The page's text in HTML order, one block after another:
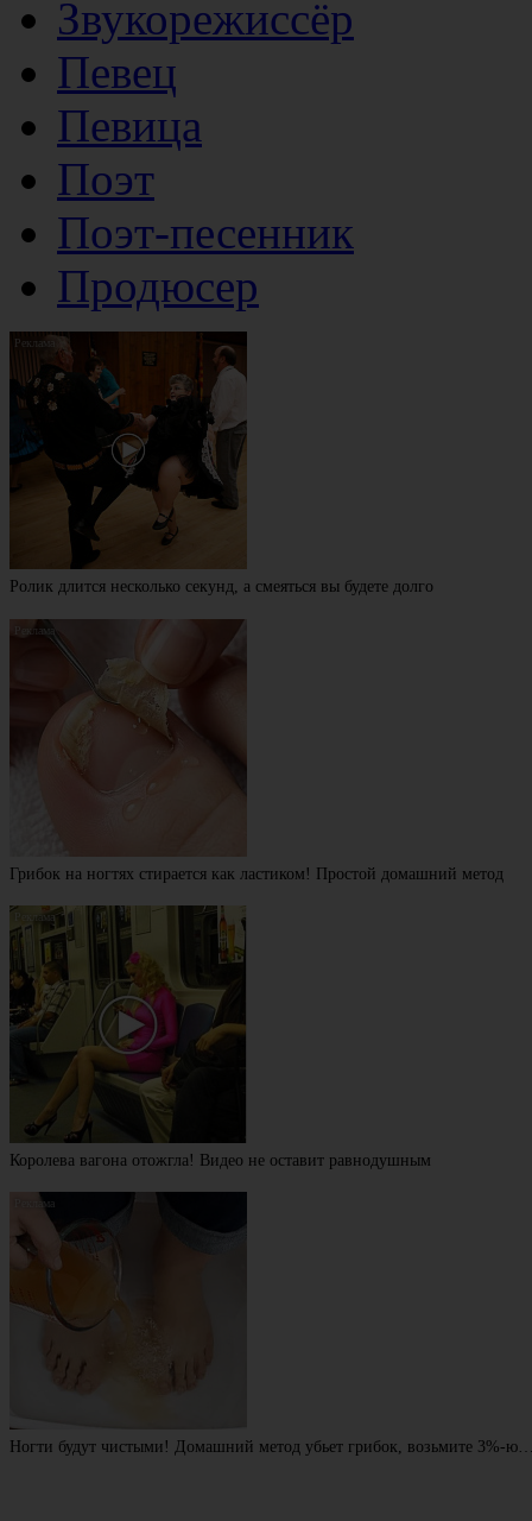
Звукорежиссёр
Певец
Певица
Поэт
Поэт-песенник
Продюсер
Ролик длится несколько секунд, а смеяться вы будете долго
Грибок на ногтях стирается как ластиком! Простой домашний метод
Королева вагона отожгла! Видео не оставит равнодушным
Ногти будут чистыми! Домашний метод убьет грибок, возьмите 3%-